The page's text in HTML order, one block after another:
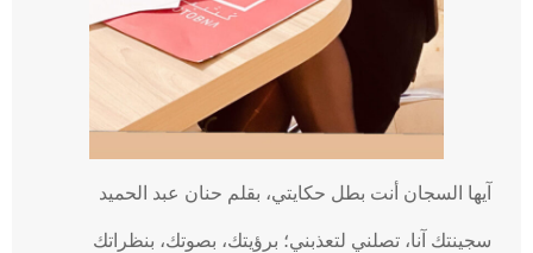
آيها السجان أنت بطل حكايتي، بقلم حنان عبد الحميد
سجينتك آنا، تصلني لتعذبني؛ برؤيتك، بصوتك، بنظراتك